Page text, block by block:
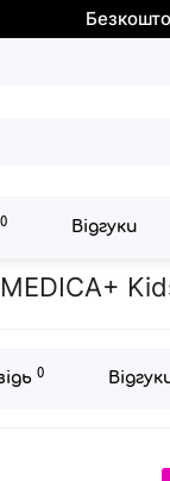
0 Відгуки
Насадки для
0